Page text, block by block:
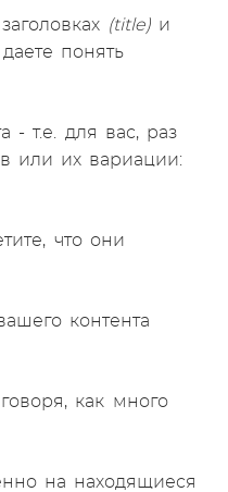
(title) и
понять
- т.е. для вас, раз
или их вариации:
что они
контента
как много
на находящиеся